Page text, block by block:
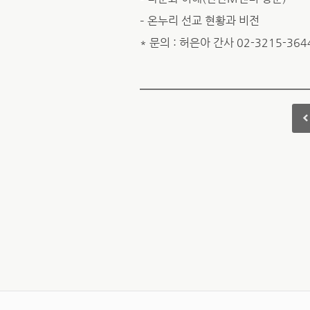
– 온누리 선교 현황과 비전
* 문의 : 허은아 간사 02-3215-